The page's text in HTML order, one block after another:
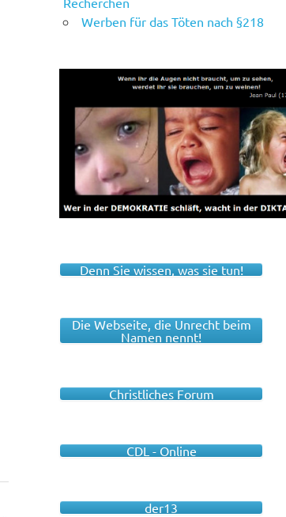
Werben für das Töten nach §218
Denn Sie wissen, was sie tun!
Die Webseite, die Unrecht beim
Namen nennt!
Christliches Forum
CDL - Online
der13